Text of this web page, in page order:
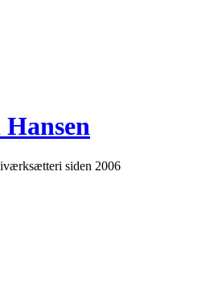
siden 2006